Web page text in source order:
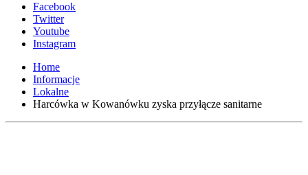
Facebook
Twitter
Youtube
Instagram
Home
Informacje
Lokalne
Harcówka w Kowanówku zyska przyłącze sanitarne